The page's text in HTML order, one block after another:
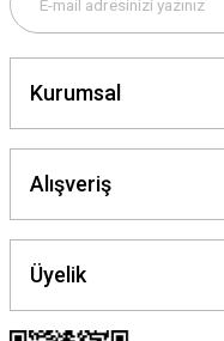
Kurumsal
Alışveriş
Üyelik